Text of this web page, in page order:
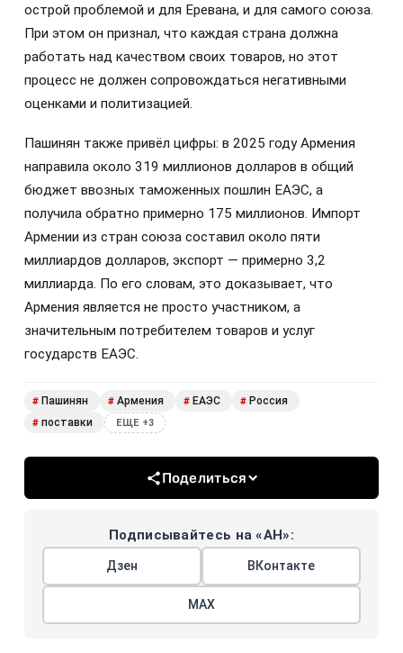
острой проблемой и для Еревана, и для самого союза.
При этом он признал, что каждая страна должна
работать над качеством своих товаров, но этот
процесс не должен сопровождаться негативными
оценками и политизацией.
Пашинян также привёл цифры: в 2025 году Армения
направила около 319 миллионов долларов в общий
бюджет ввозных таможенных пошлин ЕАЭС, а
получила обратно примерно 175 миллионов. Импорт
Армении из стран союза составил около пяти
миллиардов долларов, экспорт — примерно 3,2
миллиарда. По его словам, это доказывает, что
Армения является не просто участником, а
значительным потребителем товаров и услуг
государств ЕАЭС.
# Пашинян # Армения # ЕАЭС # Россия
# поставки ЕЩЕ +3
Поделиться
Подписывайтесь на «АН»:
Дзен ВКонтакте
МАХ